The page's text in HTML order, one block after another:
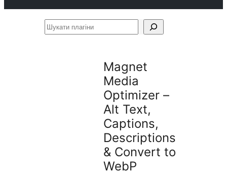
Шукати
Magnet
Media
Optimizer –
Alt Text,
Captions,
Descriptions
& Convert to
WebP